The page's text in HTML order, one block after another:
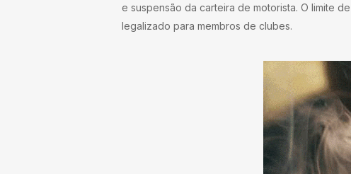
e suspensão da carteira de motorista. O limite
legalizado para membros de clubes.